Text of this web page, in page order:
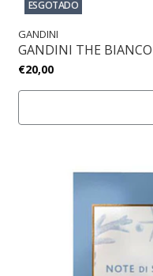
ESGOTADO
GANDINI
GANDINI THE
€20,00